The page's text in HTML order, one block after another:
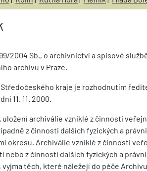
2004 Sb., o archivnictví a spisové
archivu v Praze.
kraje je rozhodnutím
11. 11. 2000.
archiválie vzniklé z činnosti
z činnosti dalších fyzických a
okresu. Archiválie vzniklé z činnosti
z činnosti dalších fyzických a
těch, které náležejí do péče